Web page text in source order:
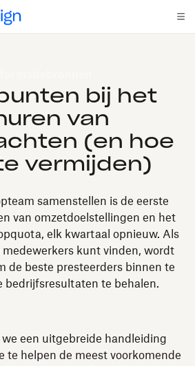
bij het
van
(en hoe
vermijden)
samenstellen is de eerste
van omzetdoelstellingen en het
elk kwartaal opnieuw. Als
medewerkers kunt vinden, wordt
de beste presteerders binnen te
bedrijfsresultaten te behalen.
we een uitgebreide handleiding
te helpen de meest voorkomende